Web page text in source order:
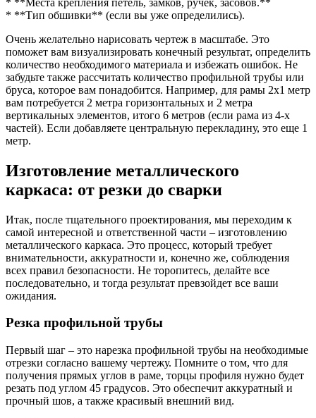
* **Тип обшивки** (если вы уже определились).
Очень желательно нарисовать чертеж в масштабе. Это
поможет вам визуализировать конечный результат, определить
количество необходимого материала и избежать ошибок. Не
забудьте также рассчитать количество профильной трубы или
бруса, которое вам понадобится. Например, для рамы 2х1 метр
вам потребуется 2 метра горизонтальных и 2 метра
вертикальных элементов, итого 6 метров (если рама из 4-х
частей). Если добавляете центральную перекладину, это еще 1
метр.
Изготовление металлического
каркаса: от резки до сварки
Итак, после тщательного проектирования, мы переходим к
самой интересной и ответственной части – изготовлению
металлического каркаса. Это процесс, который требует
внимательности, аккуратности и, конечно же, соблюдения
всех правил безопасности. Не торопитесь, делайте все
последовательно, и тогда результат превзойдет все ваши
ожидания.
Резка профильной трубы
Первый шаг – это нарезка профильной трубы на необходимые
отрезки согласно вашему чертежу. Помните о том, что для
получения прямых углов в раме, торцы профиля нужно будет
резать под углом 45 градусов. Это обеспечит аккуратный и
прочный шов, а также красивый внешний вид.